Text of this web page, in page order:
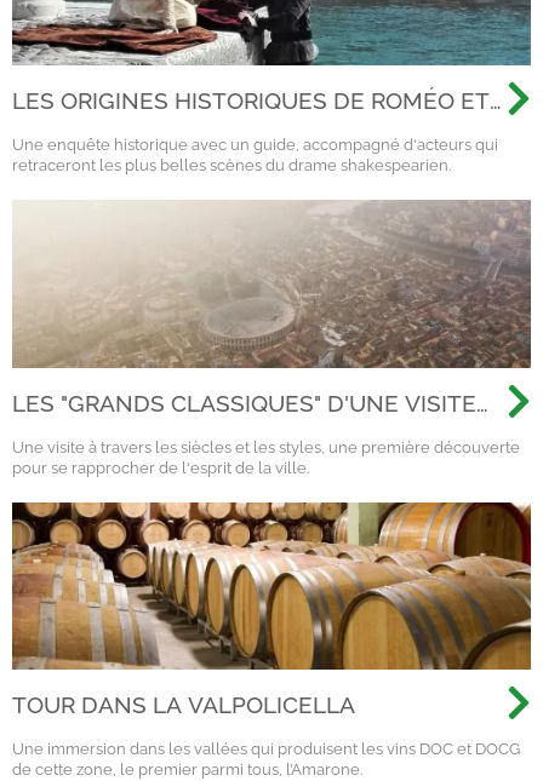
LES ORIGINES HISTORIQUES DE ROMÉO ET
COMÉDIENS
Une enquête historique avec un guide, accompagné d'acteurs qui
retraceront les plus belles scènes du drame shakespearien.
LES "GRANDS CLASSIQUES" D'UNE VISITE
Une visite à travers les siècles et les styles, une première découverte
pour se rapprocher de l'esprit de la ville.
TOUR DANS LA VALPOLICELLA
Une immersion dans les vallées qui produisent les vins DOC et DOCG
de cette zone, le premier parmi tous, l’Amarone.